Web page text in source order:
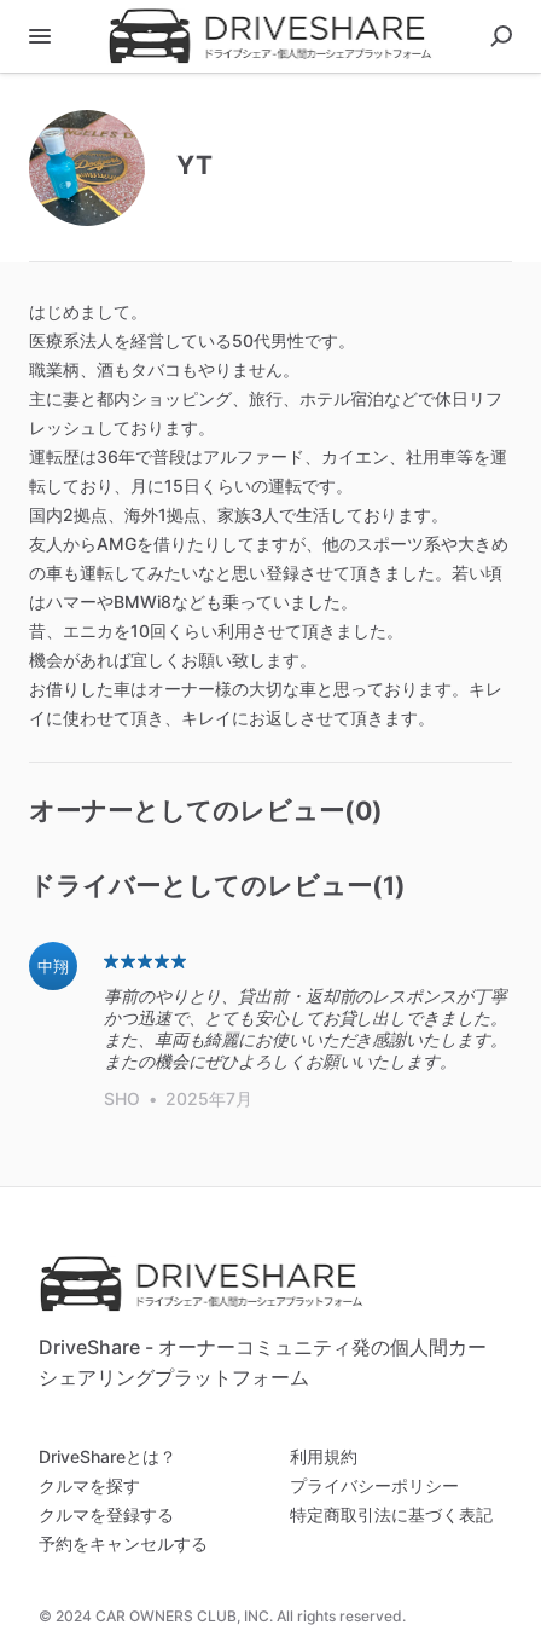
YT
はじめまして。
医療系法人を経営している50代男性です。
職業柄、酒もタバコもやりません。
主に妻と都内ショッピング、旅行、ホテル宿泊などで休日リフ
レッシュしております。
運転歴は36年で普段はアルファード、カイエン、社用車等を運
転しており、月に15日くらいの運転です。
国内2拠点、海外1拠点、家族3人で生活しております。
友人からAMGを借りたりしてますが、他のスポーツ系や大きめ
の車も運転してみたいなと思い登録させて頂きました。若い頃
はハマーやBMWi8なども乗っていました。
昔、エニカを10回くらい利用させて頂きました。
機会があれば宜しくお願い致します。
お借りした車はオーナー様の大切な車と思っております。キレ
イに使わせて頂き、キレイにお返しさせて頂きます。
オーナーとしてのレビュー(0)
ドライバーとしてのレビュー(1)
中翔
事前のやりとり、貸出前・返却前のレスポンスが丁寧
かつ迅速で、とても安心してお貸し出しできました。
また、車両も綺麗にお使いいただき感謝いたします。
またの機会にぜひよろしくお願いいたします。
SHO • 2025年7月
DriveShare - オーナーコミュニティ発の個人間カー
シェアリングプラットフォーム
© 2024 CAR OWNERS CLUB, INC. All rights reserved.
DriveShareとは？
クルマを探す
クルマを登録する
予約をキャンセルする
利用規約
プライバシーポリシー
特定商取引法に基づく表記